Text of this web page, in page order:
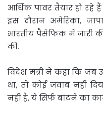
आर्थिक पावर तैयार हो रहे
इस दौरान अमेरिका,
भारतीय पैसेफिक में जारी
की.
विदेश मंत्री ने कहा कि जब
था, तो कोई जवाब नहीं
नहीं है, ये सिर्फ बांटने का